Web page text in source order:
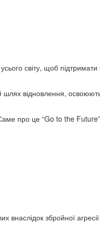
світу, щоб
відновлення,
про це “Go to the
збройної агресії